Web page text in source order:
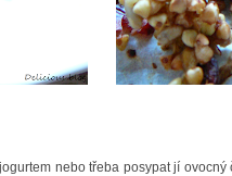
nebo třeba posypat jí